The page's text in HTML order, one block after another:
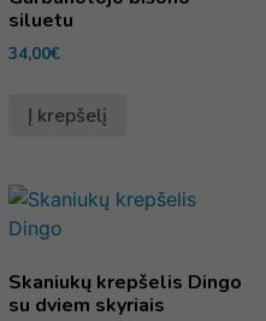
siluetu
34,00€
Į krepšelį
Skaniukų krepšelis Dingo
su dviem skyriais